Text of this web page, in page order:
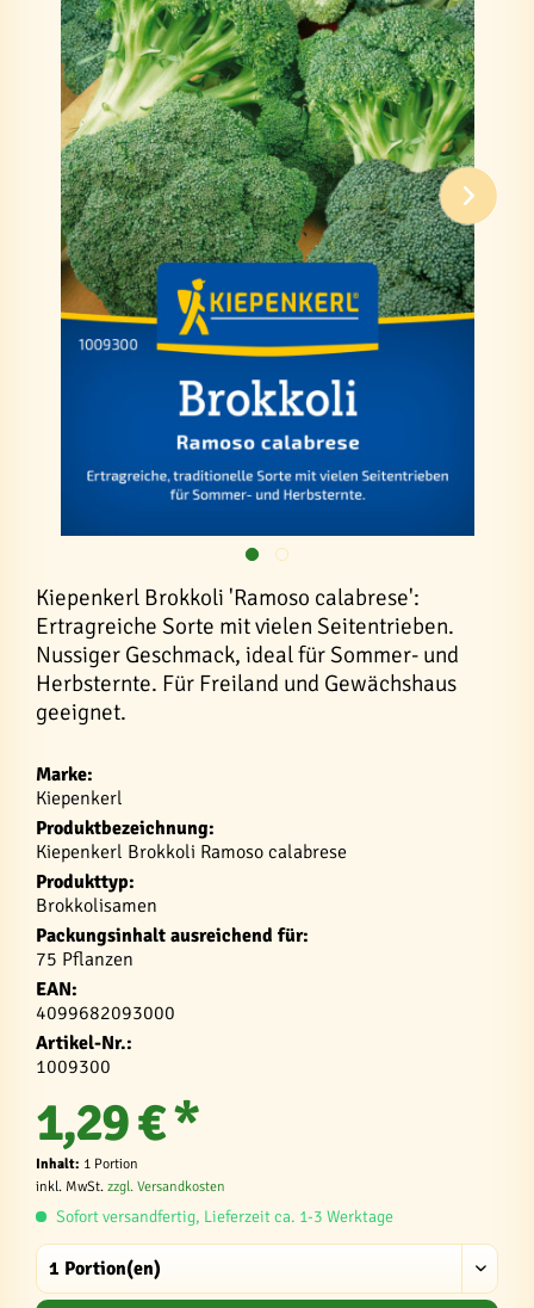
Kiepenkerl Brokkoli 'Ramoso calabrese':
Ertragreiche Sorte mit vielen Seitentrieben.
Nussiger Geschmack, ideal für Sommer- und
Herbsternte. Für Freiland und Gewächshaus
geeignet.
Marke:
Kiepenkerl
Produktbezeichnung:
Kiepenkerl Brokkoli Ramoso calabrese
Produkttyp:
Brokkolisamen
Packungsinhalt ausreichend für:
75 Pflanzen
EAN:
4099682093000
Artikel-Nr.:
1009300
1,29 € *
Inhalt: 1 Portion
inkl. MwSt. zzgl. Versandkosten
Sofort versandfertig, Lieferzeit ca. 1-3 Werktage